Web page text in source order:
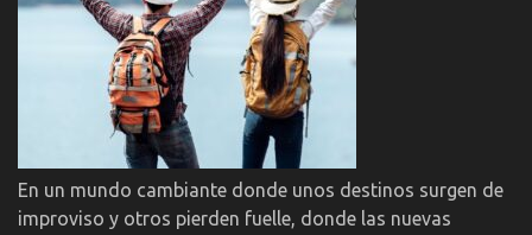
En un mundo cambiante donde unos destinos surgen de
improviso y otros pierden fuelle, donde las nuevas